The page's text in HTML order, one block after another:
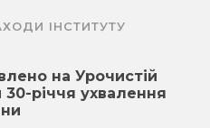
ІНСТИТУТУ
на Урочистій
30-річчя ухвалення